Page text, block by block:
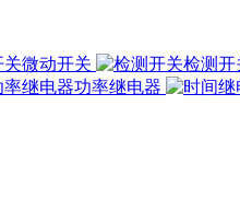
微动开关 检测开
功率继电器